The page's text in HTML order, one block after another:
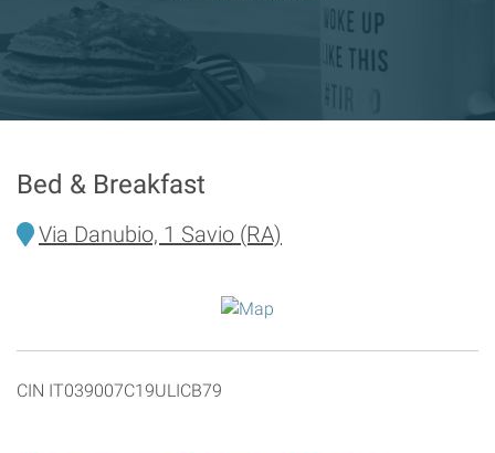
Bed & Breakfast
Via Danubio, 1 Savio (RA)
CIN IT039007C19ULICB79